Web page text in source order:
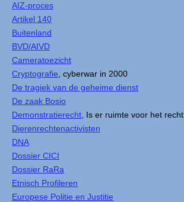
AIZ-proces
Artikel 140
Buitenland
BVD/AIVD
Cameratoezicht
Cryptografie , cyberwar in 2000
De tragiek van de geheime dienst
De zaak Bosio
Demonstratierecht , Is er ruimte voor het recht
Dierenrechtenactivisten
DNA
Dossier CICI
Dossier RaRa
Etnisch Profileren
Europese Politie en Justitie